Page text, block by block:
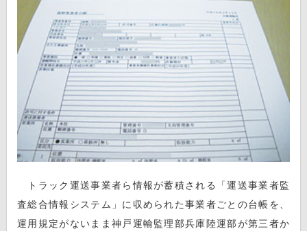
トラック運送事業者ら情報が蓄積される「運送事業者監
査総合情報システム」に収められた事業者ごとの台帳を、
運用規定がないまま神戸運輸監理部兵庫陸運部が第三者か